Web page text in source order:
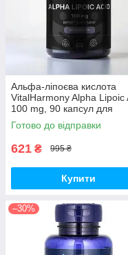
Альфа-ліпоєва кислота
VitalHarmony Alpha Lipoic
100 mg, 90 капсул для
антиоксидантного захисту
Готово до відправки
621 ₴ 995 ₴
Купити
–30%